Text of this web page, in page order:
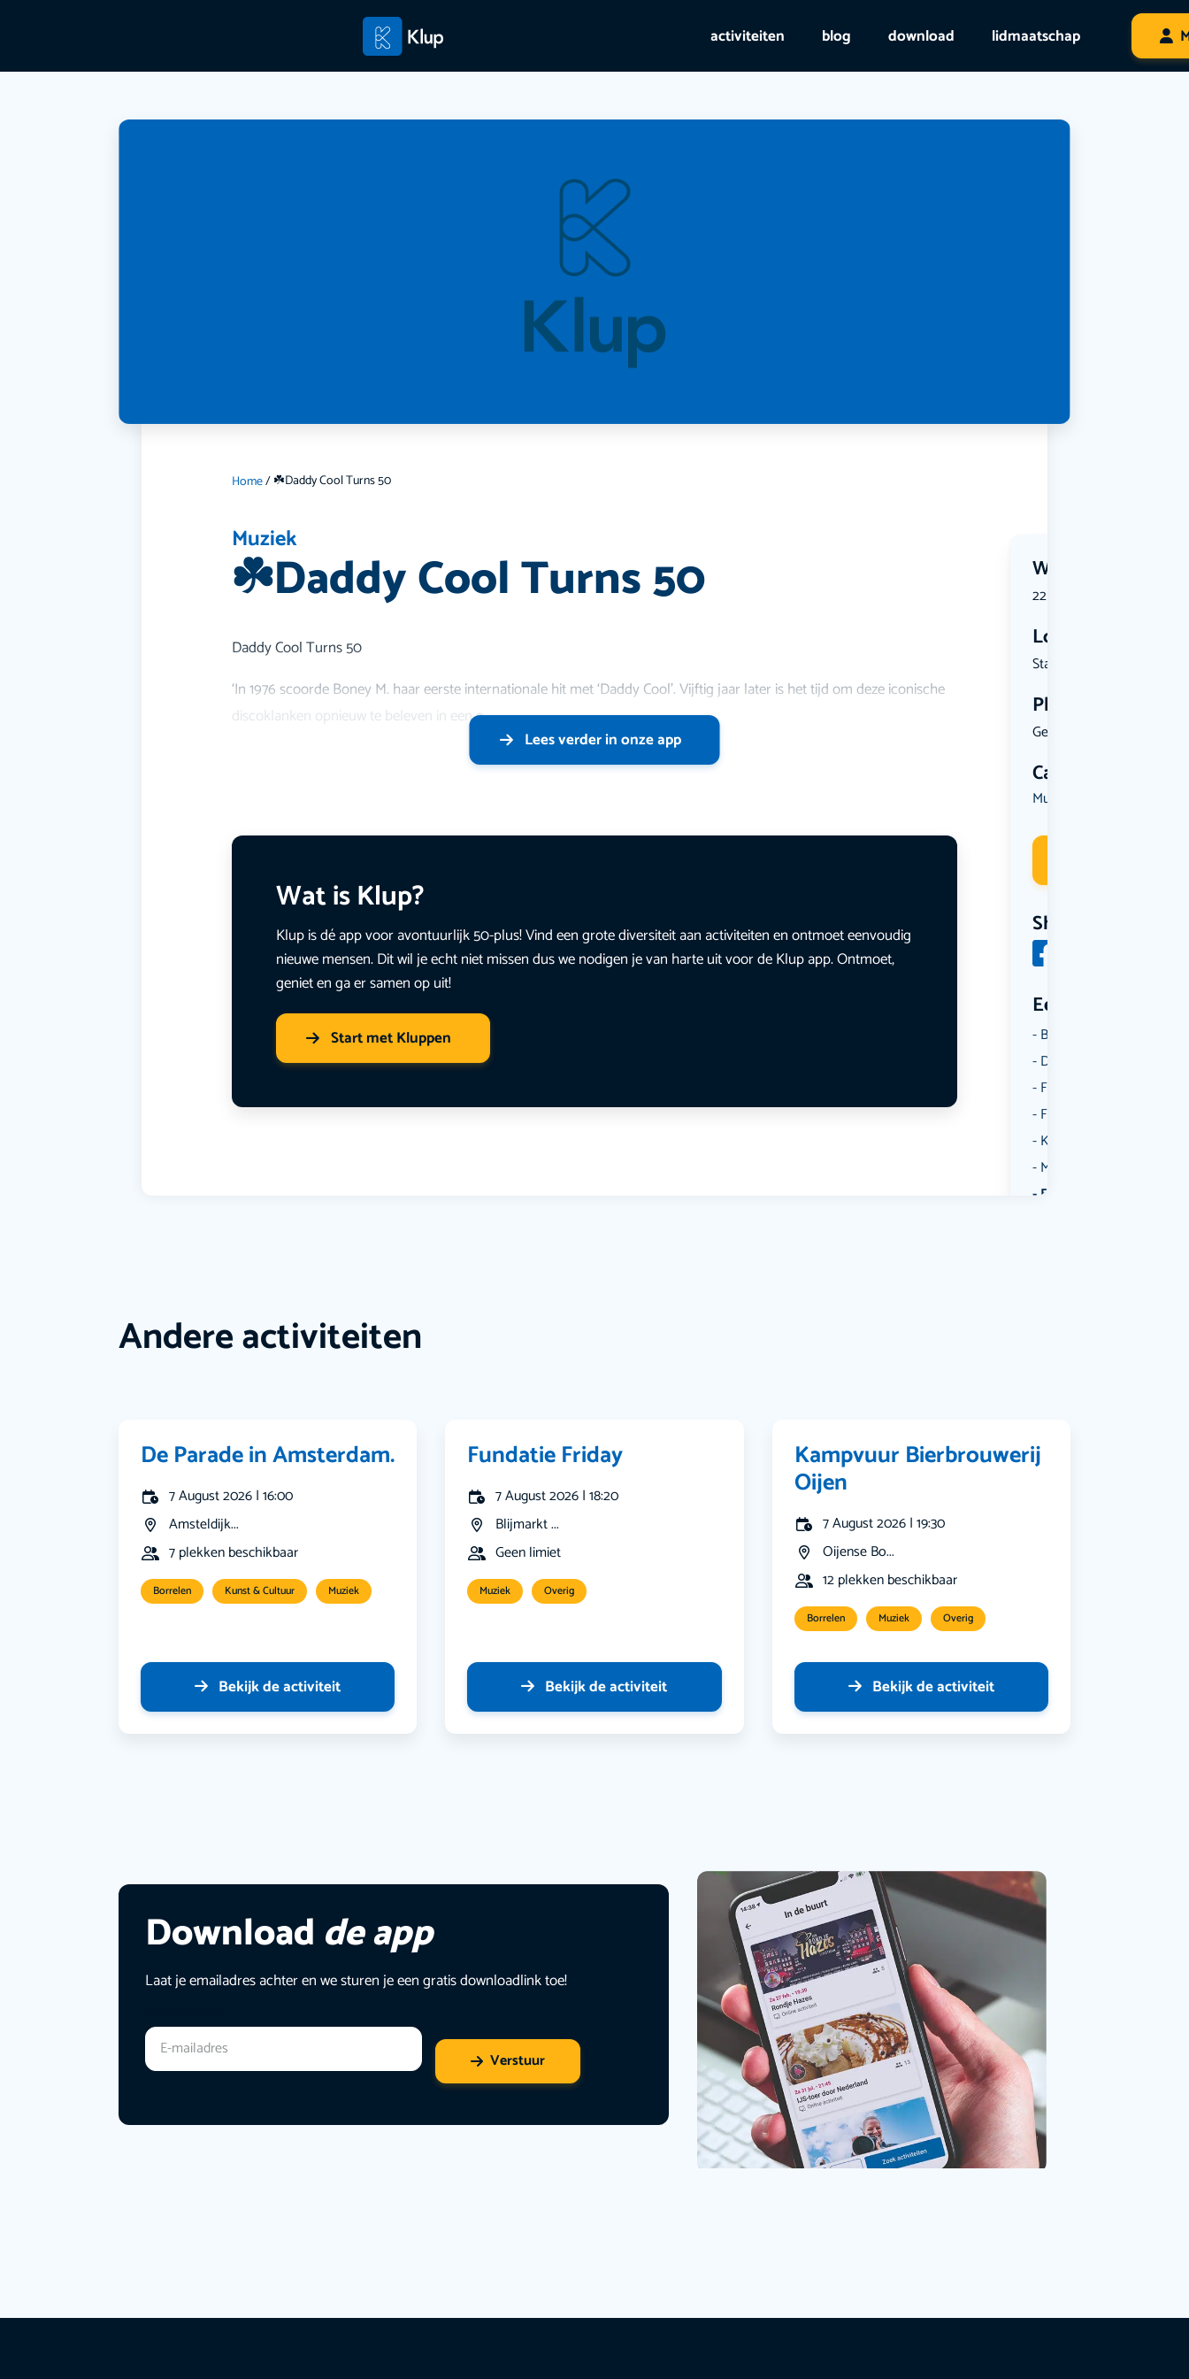
activiteiten blog download lidmaatschap
Home/☘️Daddy Cool Turns 50
Muziek
☘️Daddy Cool Turns 50 Wanneer?
22 January 2027 | 20:15
Locatie
Stadserf 1...
Plekken
Geen limiet
Categorie
Muziek
Share
Een aantal
Borrelen
Dansen
Fietsen
Film
Kunst & Cultuur
Muziek
Bekijk alle categorieën
Daddy Cool Turns 50
‘In 1976 scoorde Boney M. haar eerste internationale hit met ‘Daddy Cool’. Vijftig jaar later is het tijd om deze iconische
discoklanken opnieuw te beleven in een e
Lees verder in onze app
Wat is Klup?
Klup is dé app voor avontuurlijk 50-plus! Vind een grote diversiteit aan activiteiten en ontmoet eenvoudig
nieuwe mensen. Dit wil je echt niet missen dus we nodigen je van harte uit voor de Klup app. Ontmoet,
geniet en ga er samen op uit!
Start met Kluppen
Andere activiteiten
De Parade in Amsterdam.
7 August 2026 | 16:00
Amsteldijk...
7 plekken beschikbaar
Borrelen Kunst & Cultuur Muziek
Bekijk de activiteit
Fundatie Friday
7 August 2026 | 18:20
Blijmarkt ...
Geen limiet
Muziek Overig
Bekijk de activiteit
Kampvuur Bierbrouwerij
Oijen
7 August 2026 | 19:30
Oijense Bo...
12 plekken beschikbaar
Borrelen Muziek Overig
Bekijk de activiteit
Download de app
Laat je emailadres achter en we sturen je een gratis downloadlink toe!
Verstuur